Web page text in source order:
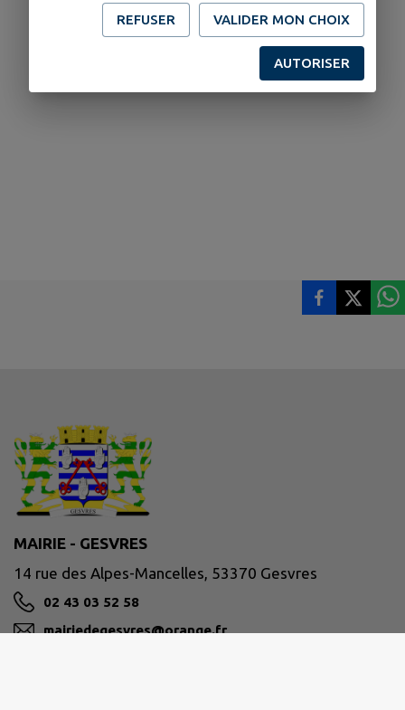
MAIRIE - GESVRES
14 rue des Alpes-Mancelles, 53370 Gesvres
02 43 03 52 58
mairiedegesvres@orange.fr
REFUSER VALIDER MON CHOIX
AUTORISER